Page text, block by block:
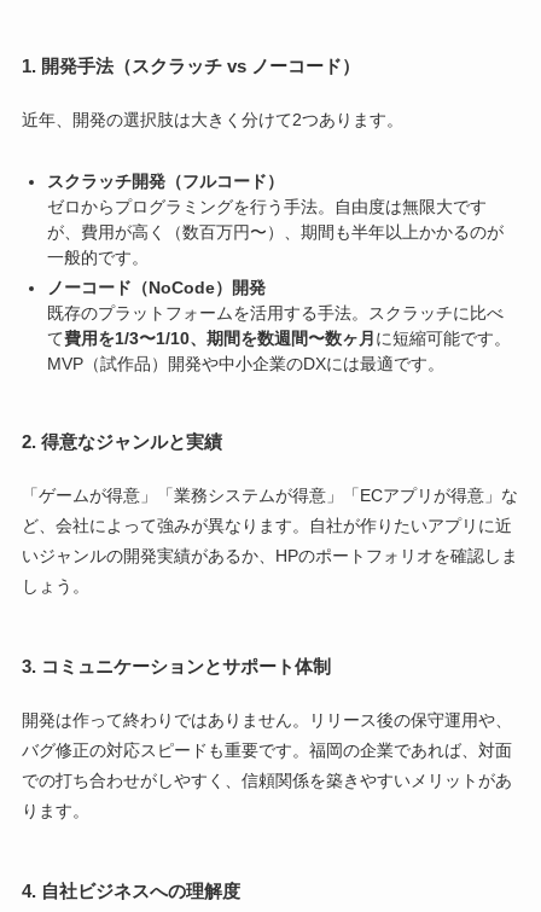
1. 開発手法（スクラッチ vs ノーコード）
近年、開発の選択肢は大きく分けて2つあります。
スクラッチ開発（フルコード）
ゼロからプログラミングを行う手法。自由度は無限大です
が、費用が高く（数百万円〜）、期間も半年以上かかるのが
一般的です。
ノーコード（NoCode）開発
既存のプラットフォームを活用する手法。スクラッチに比べ
て費用を1/3〜1/10、期間を数週間〜数ヶ月に短縮可能です。
MVP（試作品）開発や中小企業のDXには最適です。
2. 得意なジャンルと実績
「ゲームが得意」「業務システムが得意」「ECアプリが得意」な
ど、会社によって強みが異なります。自社が作りたいアプリに近
いジャンルの開発実績があるか、HPのポートフォリオを確認しま
しょう。
3. コミュニケーションとサポート体制
開発は作って終わりではありません。リリース後の保守運用や、
バグ修正の対応スピードも重要です。福岡の企業であれば、対面
での打ち合わせがしやすく、信頼関係を築きやすいメリットがあ
ります。
4. 自社ビジネスへの理解度